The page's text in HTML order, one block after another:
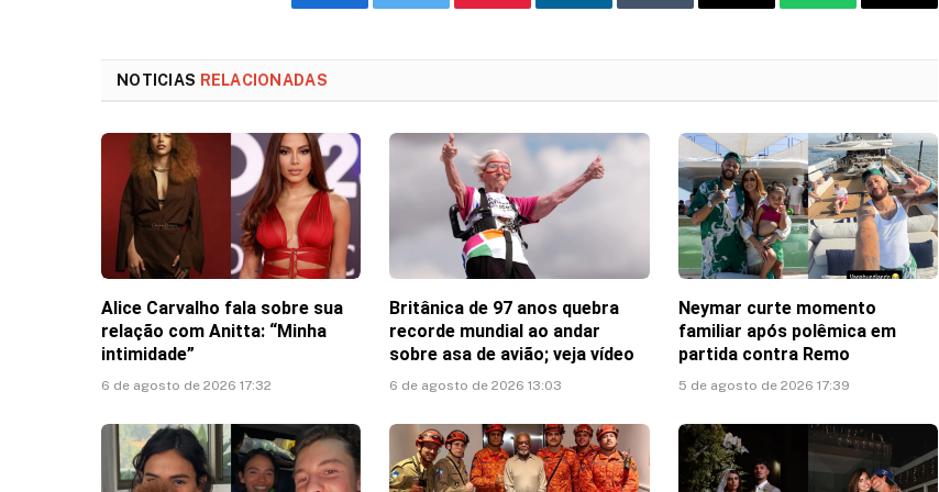
Facebook Twitter Pinterest LinkedIn Tumblr Email WhatsAppCopy
NOTICIAS RELACIONADAS
Alice Carvalho fala sobre sua
relação com Anitta: “Minha
intimidade”
6 de agosto de 2026 17:32
Britânica de 97 anos quebra
recorde mundial ao andar
sobre asa de avião; veja vídeo
6 de agosto de 2026 13:03
Neymar curte momento
familiar após polêmica em
partida contra Remo
5 de agosto de 2026 17:39